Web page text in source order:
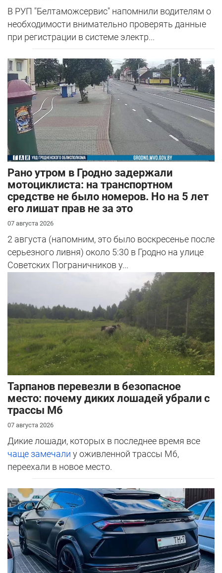
В РУП "Белтаможсервис" напомнили водителям о
необходимости внимательно проверять данные
при регистрации в системе электр...
Рано утром в Гродно задержали
мотоциклиста: на транспортном
средстве не было номеров. Но на 5 лет
его лишат прав не за это
07 августа 2026
2 августа (напомним, это было воскресенье после
серьезного ливня) около 5:30 в Гродно на улице
Советских Пограничников у...
Тарпанов перевезли в безопасное
место: почему диких лошадей убрали с
трассы М6
07 августа 2026
Дикие лошади, которых в последнее время все
чаще замечали у оживленной трассы М6,
переехали в новое место.